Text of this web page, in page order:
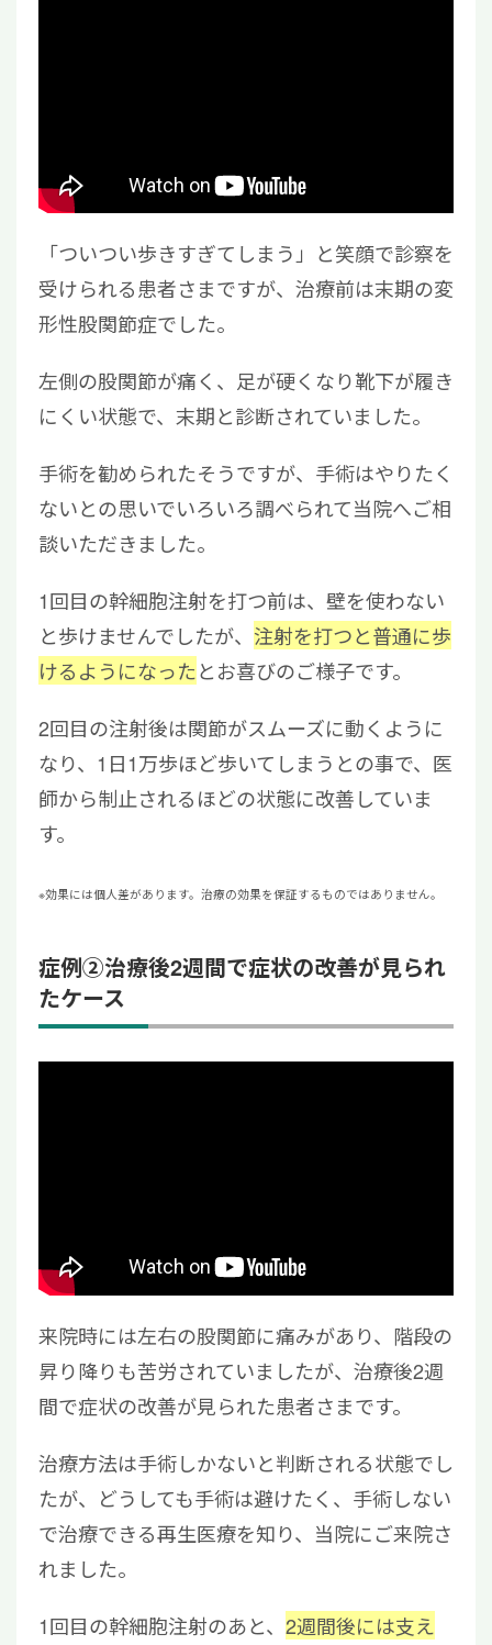
「ついつい歩きすぎてしまう」と笑顔で診察を
受けられる患者さまですが、治療前は末期の変
形性股関節症でした。
左側の股関節が痛く、足が硬くなり靴下が履き
にくい状態で、末期と診断されていました。
手術を勧められたそうですが、手術はやりたく
ないとの思いでいろいろ調べられて当院へご相
談いただきました。
1回目の幹細胞注射を打つ前は、壁を使わない
と歩けませんでしたが、 注射を打つと普通に歩
けるようになったとお喜びのご様子です。
2回目の注射後は関節がスムーズに動くように
なり、1日1万歩ほど歩いてしまうとの事で、医
師から制止されるほどの状態に改善していま
す。
※効果には個人差があります。治療の効果を保証するものではありません。
症例②治療後2週間で症状の改善が見られ
たケース
来院時には左右の股関節に痛みがあり、階段の
昇り降りも苦労されていましたが、治療後2週
間で症状の改善が見られた患者さまです。
治療方法は手術しかないと判断される状態でし
たが、どうしても手術は避けたく、手術しない
で治療できる再生医療を知り、当院にご来院さ
れました。
1回目の幹細胞注射のあと、 2週間後には支え